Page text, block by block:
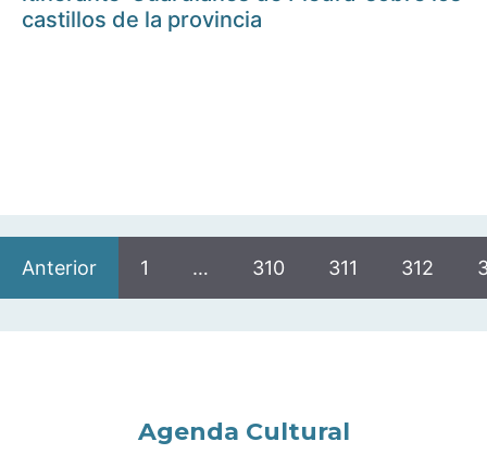
castillos de la provincia
Anterior 1 … 310 311 312
Agenda Cultural